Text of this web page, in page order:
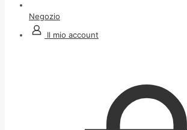
Negozio
Il mio account